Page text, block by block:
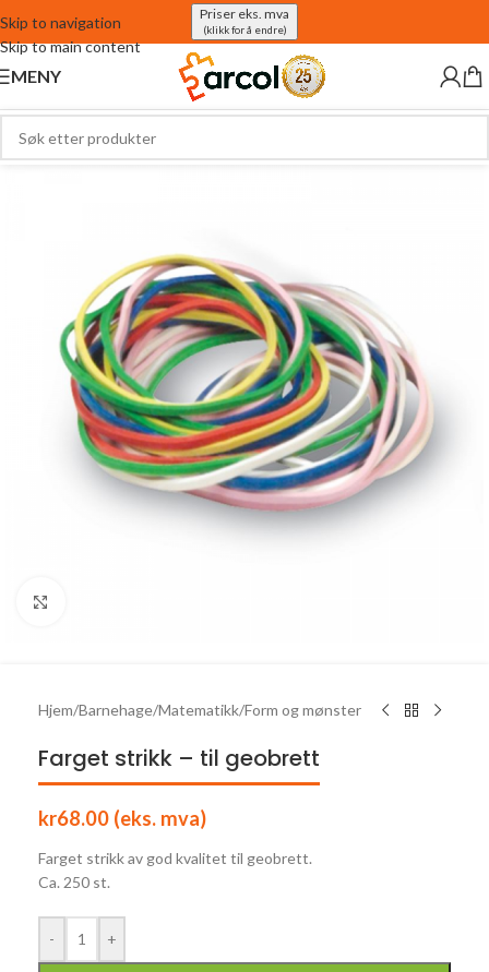
Skip to navigation
Skip to main content
Priser eks. mva
(klikk for å endre)
MENY
Hjem/Barnehage/Matematikk/Form og mønster
Farget strikk – til geobrett
kr68.00 (eks. mva)
Farget strikk av god kvalitet til geobrett.
Ca. 250 st.
- +